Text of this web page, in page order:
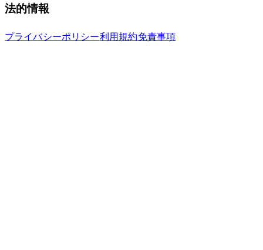
法的情報
プライバシーポリシー利用規約免責事項